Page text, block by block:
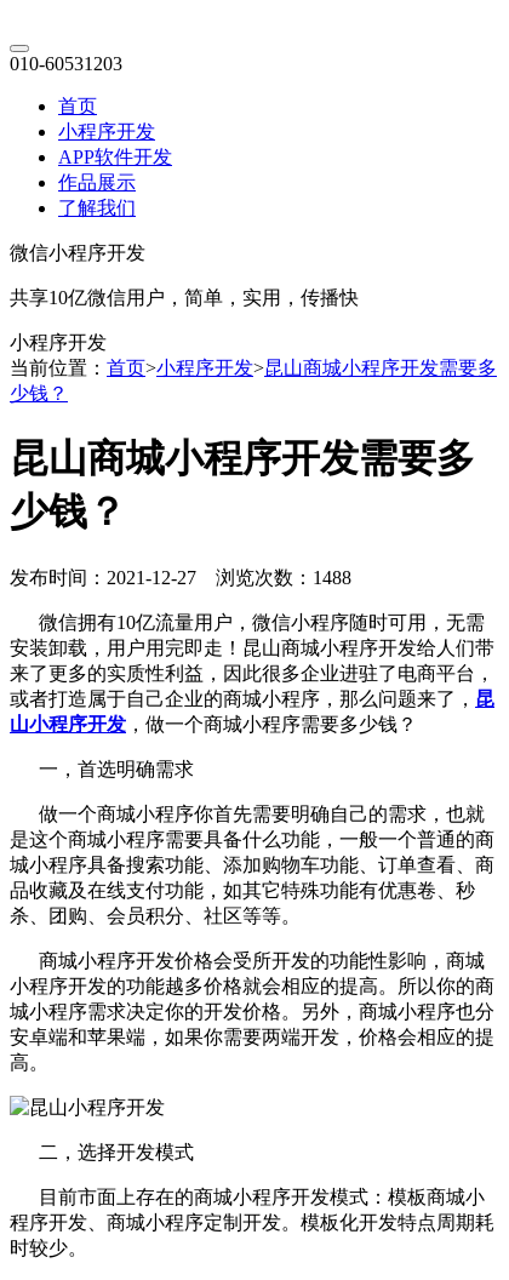
010-60531203
首页
小程序开发
APP软件开发
作品展示
了解我们
微信小程序开发
共享10亿微信用户，简单，实用，传播快
小程序开发
当前位置： 首页>小程序开发>昆山商城小程序开发需要多
少钱？
昆山商城小程序开发需要多
少钱？
发布时间：2021-12-27 浏览次数：1488
微信拥有10亿流量用户，微信小程序随时可用，无需
安装卸载，用户用完即走！昆山商城小程序开发给人们带
来了更多的实质性利益，因此很多企业进驻了电商平台，
或者打造属于自己企业的商城小程序，那么问题来了， 昆
山小程序开发 ，做一个商城小程序需要多少钱？
一，首选明确需求
做一个商城小程序你首先需要明确自己的需求，也就
是这个商城小程序需要具备什么功能，一般一个普通的商
城小程序具备搜索功能、添加购物车功能、订单查看、商
品收藏及在线支付功能，如其它特殊功能有优惠卷、秒
杀、团购、会员积分、社区等等。
商城小程序开发价格会受所开发的功能性影响，商城
小程序开发的功能越多价格就会相应的提高。所以你的商
城小程序需求决定你的开发价格。另外，商城小程序也分
安卓端和苹果端，如果你需要两端开发，价格会相应的提
高。
二，选择开发模式
目前市面上存在的商城小程序开发模式：模板商城小
程序开发、商城小程序定制开发。模板化开发特点周期耗
时较少。